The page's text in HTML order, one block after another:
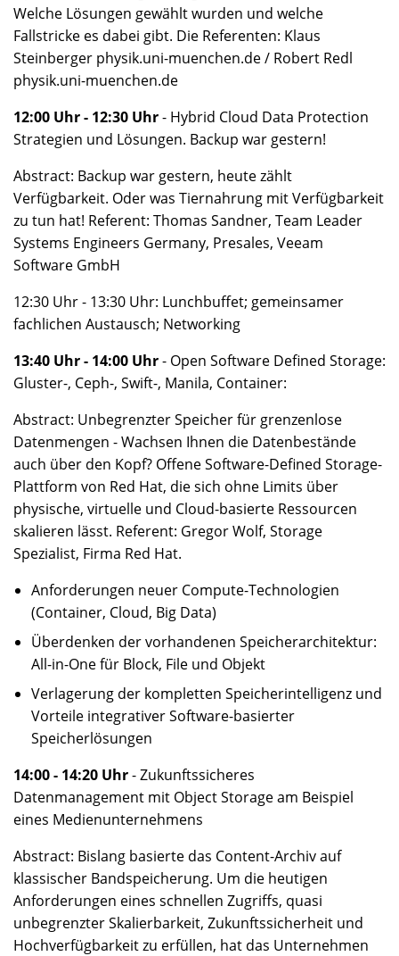
Welche Lösungen gewählt wurden und welche
Fallstricke es dabei gibt. Die Referenten: Klaus
Steinberger physik.uni-muenchen.de / Robert Redl
physik.uni-muenchen.de
12:00 Uhr - 12:30 Uhr- Hybrid Cloud Data Protection
Strategien und Lösungen. Backup war gestern!
Abstract: Backup war gestern, heute zählt
Verfügbarkeit. Oder was Tiernahrung mit Verfügbarkeit
zu tun hat! Referent: Thomas Sandner, Team Leader
Systems Engineers Germany, Presales, Veeam
Software GmbH
12:30 Uhr - 13:30 Uhr: Lunchbuffet; gemeinsamer
fachlichen Austausch; Networking
13:40 Uhr - 14:00 Uhr- Open Software Defined Storage:
Gluster-, Ceph-, Swift-, Manila, Container:
Abstract: Unbegrenzter Speicher für grenzenlose
Datenmengen - Wachsen Ihnen die Datenbestände
auch über den Kopf? Offene Software-Defined Storage-
Plattform von Red Hat, die sich ohne Limits über
physische, virtuelle und Cloud-basierte Ressourcen
skalieren lässt. Referent: Gregor Wolf, Storage
Spezialist, Firma Red Hat.
Anforderungen neuer Compute-Technologien
(Container, Cloud, Big Data)
Überdenken der vorhandenen Speicherarchitektur:
All-in-One für Block, File und Objekt
Verlagerung der kompletten Speicherintelligenz und
Vorteile integrativer Software-basierter
Speicherlösungen
14:00 - 14:20 Uhr- Zukunftssicheres
Datenmanagement mit Object Storage am Beispiel
eines Medienunternehmens
Abstract: Bislang basierte das Content-Archiv auf
klassischer Bandspeicherung. Um die heutigen
Anforderungen eines schnellen Zugriffs, quasi
unbegrenzter Skalierbarkeit, Zukunftssicherheit und
Hochverfügbarkeit zu erfüllen, hat das Unternehmen